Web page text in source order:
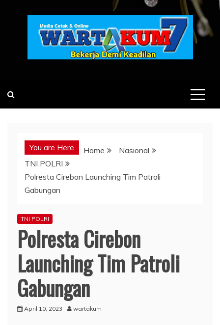
You are Here Home
Nasional
TNI POLRI
Polresta Cirebon Launching Tim Patroli
Gabungan
TNI POLRI
Polresta Cirebon
Launching Tim Patroli
Gabungan
April 10, 2023 wartakum